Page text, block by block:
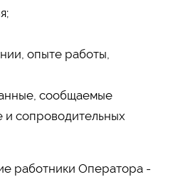
опыте работы,
сообщаемые
и сопроводительных
работники Оператора -